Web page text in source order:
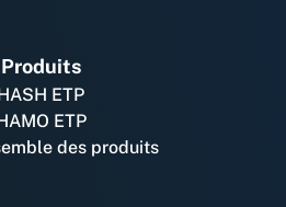
Produits
ETP
ETP
des produits